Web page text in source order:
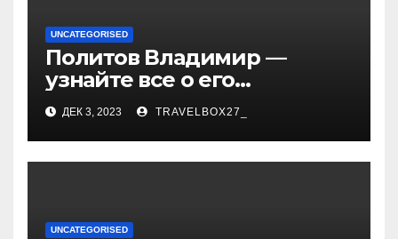
UNCATEGORISED
Политов Владимир —
узнайте все о его
биографии, возрасте и
впечатляющих
достижениях!
ДЕК 3, 2023 TRAVELBOX27_
UNCATEGORISED